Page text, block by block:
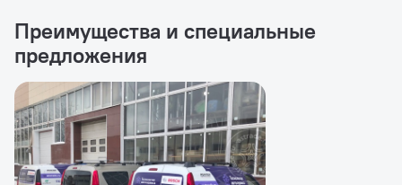
Преимущества и специальные
предложения